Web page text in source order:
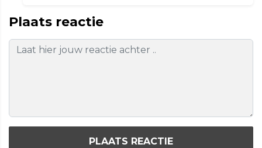
Plaats reactie
PLAATS REACTIE